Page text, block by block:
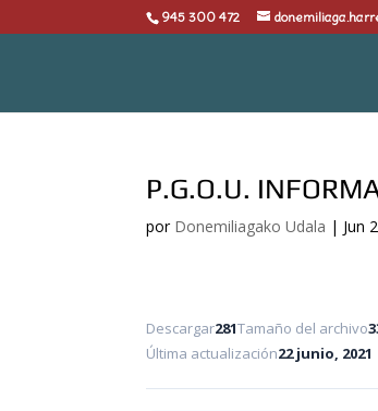
945 300 472
P.G.O.U.
por Donemiliagako Udala | Jun
Descargar281Tamaño del archivo
Última actualización22 junio, 2021